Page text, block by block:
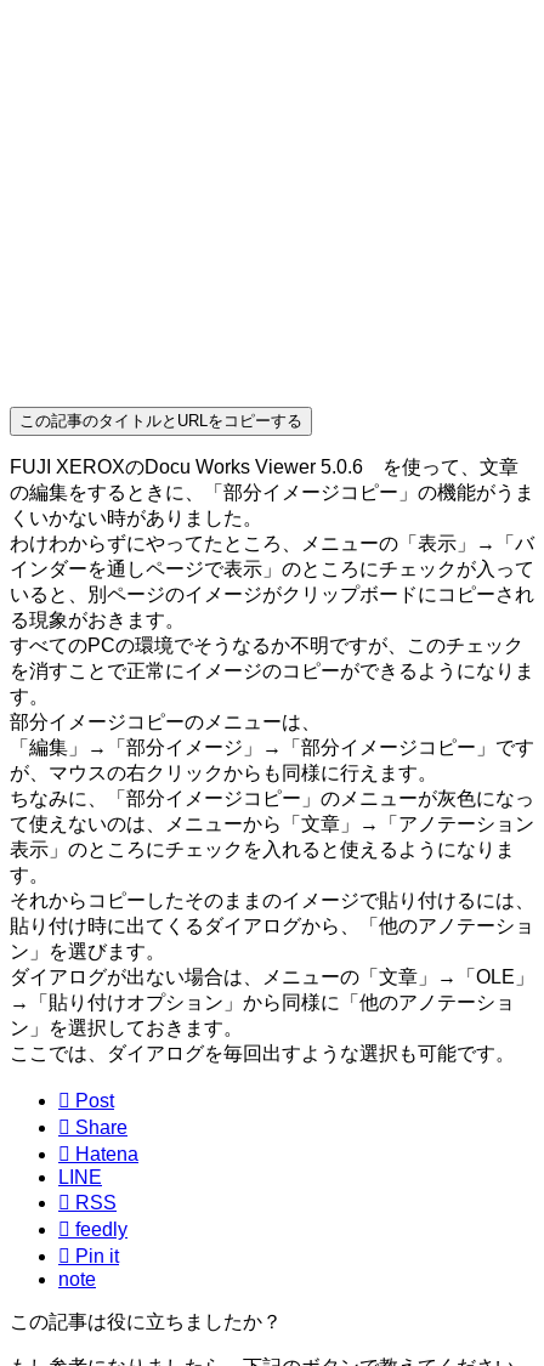
この記事のタイトルとURLをコピーする
FUJI XEROXのDocu Works Viewer 5.0.6 を使って、文章
の編集をするときに、「部分イメージコピー」の機能がうま
くいかない時がありました。
わけわからずにやってたところ、メニューの「表示」→「バ
インダーを通しページで表示」のところにチェックが入って
いると、別ページのイメージがクリップボードにコピーされ
る現象がおきます。
すべてのPCの環境でそうなるか不明ですが、このチェック
を消すことで正常にイメージのコピーができるようになりま
す。
部分イメージコピーのメニューは、
「編集」→「部分イメージ」→「部分イメージコピー」です
が、マウスの右クリックからも同様に行えます。
ちなみに、「部分イメージコピー」のメニューが灰色になっ
て使えないのは、メニューから「文章」→「アノテーション
表示」のところにチェックを入れると使えるようになりま
す。
それからコピーしたそのままのイメージで貼り付けるには、
貼り付け時に出てくるダイアログから、「他のアノテーショ
ン」を選びます。
ダイアログが出ない場合は、メニューの「文章」→「OLE」
→「貼り付けオプション」から同様に「他のアノテーショ
ン」を選択しておきます。
ここでは、ダイアログを毎回出すような選択も可能です。
 Post
 Share
 Hatena
LINE
 RSS
 feedly
 Pin it
note
この記事は役に立ちましたか？